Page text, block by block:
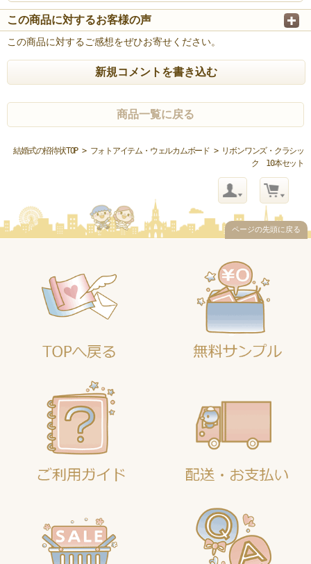
この商品に対するお客様の声
この商品に対するご感想をぜひお寄せください。
新規コメントを書き込む
商品一覧に戻る
結婚式の招待状TOP> フォトアイテム・ウェルカムボード > リボンワンズ・クラシッ
ク 10本セット
ページの先頭に戻る